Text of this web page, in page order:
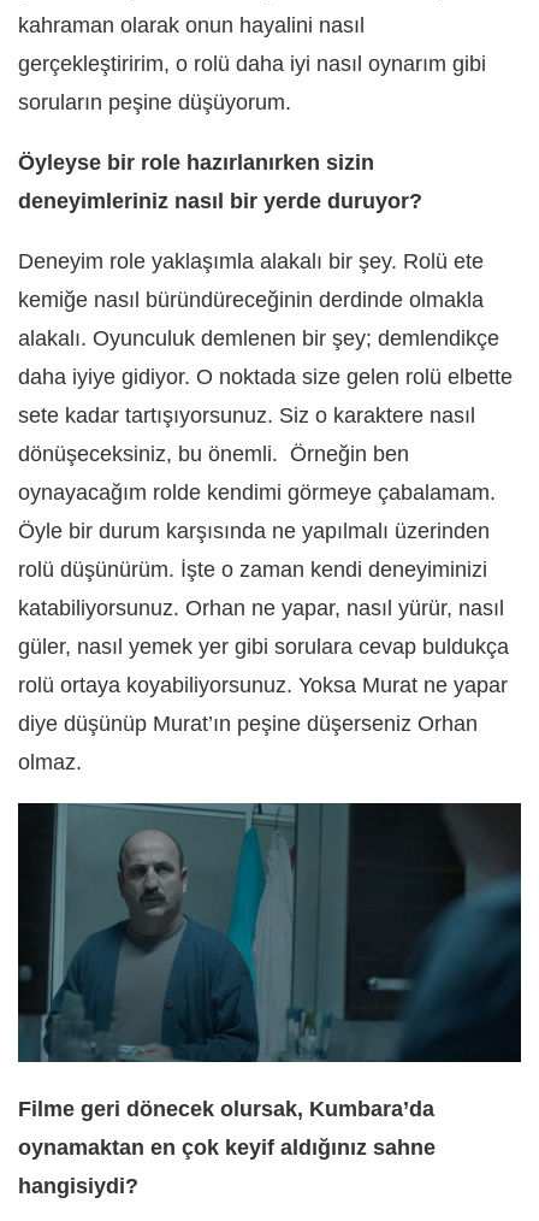
kahraman olarak onun hayalini nasıl
gerçekleştiririm, o rolü daha iyi nasıl oynarım gibi
soruların peşine düşüyorum.
Öyleyse bir role hazırlanırken sizin
deneyimleriniz nasıl bir yerde duruyor?
Deneyim role yaklaşımla alakalı bir şey. Rolü ete
kemiğe nasıl büründüreceğinin derdinde olmakla
alakalı. Oyunculuk demlenen bir şey; demlendikçe
daha iyiye gidiyor. O noktada size gelen rolü elbette
sete kadar tartışıyorsunuz. Siz o karaktere nasıl
dönüşeceksiniz, bu önemli. Örneğin ben
oynayacağım rolde kendimi görmeye çabalamam.
Öyle bir durum karşısında ne yapılmalı üzerinden
rolü düşünürüm. İşte o zaman kendi deneyiminizi
katabiliyorsunuz. Orhan ne yapar, nasıl yürür, nasıl
güler, nasıl yemek yer gibi sorulara cevap buldukça
rolü ortaya koyabiliyorsunuz. Yoksa Murat ne yapar
diye düşünüp Murat’ın peşine düşerseniz Orhan
olmaz.
Filme geri dönecek olursak, Kumbara’da
oynamaktan en çok keyif aldığınız sahne
hangisiydi?